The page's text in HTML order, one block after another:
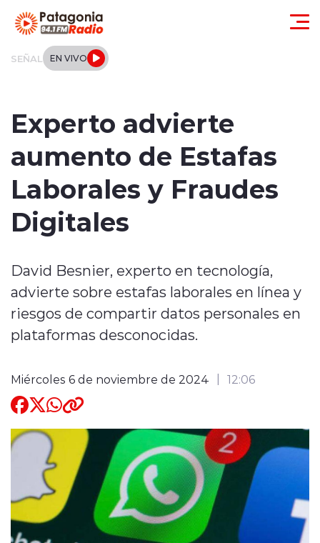
SEÑAL EN VIVO
Regionales
Tendencias
Deportes
Entrevistas
Quienes Somos
modo claro
Experto advierte
aumento de Estafas
Laborales y Fraudes
Digitales
David Besnier, experto en tecnología,
advierte sobre estafas laborales en línea y
riesgos de compartir datos personales en
plataformas desconocidas.
Miércoles 6 de noviembre de 2024 12:06